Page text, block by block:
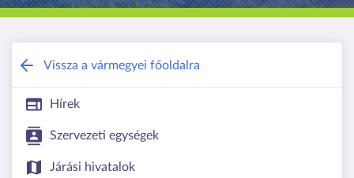
Pest Vármegyei Kormányhivatal
Vissza a vármegyei főoldalra
Hírek
Szervezeti egységek
Járási hivatalok